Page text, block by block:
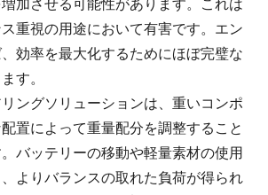
加させる可能性があります。これは
重視の用途において有害です。エン
効率を最大化するためにほぼ完璧な
す。
ングソリューションは、重いコンポ
置によって重量配分を調整すること
バッテリーの移動や軽量素材の使用
よりバランスの取れた負荷が得られ